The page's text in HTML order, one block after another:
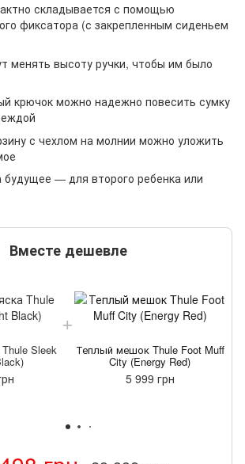
складывается с помощью
фиксатора (с закрепленным сиденьем
менять высоту ручки, чтобы им было
крючок можно надежно повесить сумку
с чехлом на молнии можно уложить
— для второго ребенка или
Вместе дешевле
Sleek Теплый мешок Thule Foot Muff
City (Energy Red)
5 999 грн